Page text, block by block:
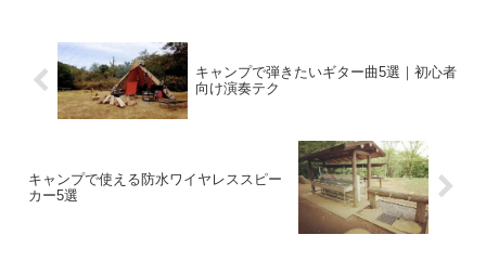
キャンプで弾きたいギター曲5選｜初心者
向け演奏テク
キャンプで使える防水ワイヤレススピー
カー5選